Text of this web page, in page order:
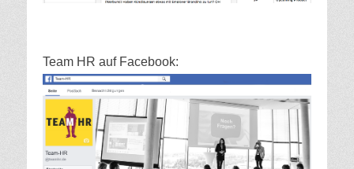
Team HR auf Facebook: